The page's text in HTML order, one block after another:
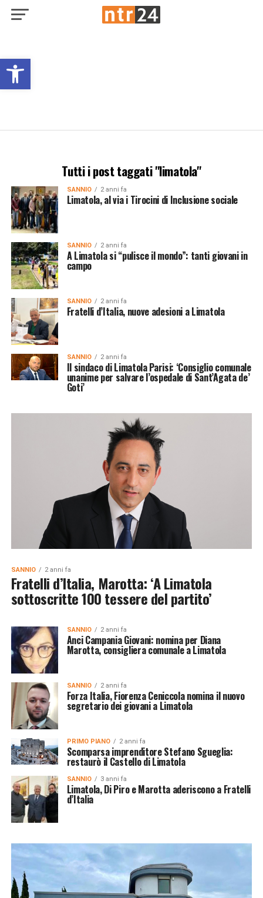
Open toolbar
Tutti i post taggati "limatola"
SANNIO 2 anni fa
Limatola, al via i Tirocini di Inclusione sociale
SANNIO 2 anni fa
A Limatola si “pulisce il mondo”: tanti giovani in
campo
SANNIO 2 anni fa
Fratelli d’Italia, nuove adesioni a Limatola
SANNIO 2 anni fa
Il sindaco di Limatola Parisi: ‘Consiglio comunale
unanime per salvare l’ospedale di Sant’Agata de’
Goti’
SANNIO 2 anni fa
Fratelli d’Italia, Marotta: ‘A Limatola
sottoscritte 100 tessere del partito’
SANNIO 2 anni fa
Anci Campania Giovani: nomina per Diana
Marotta, consigliera comunale a Limatola
SANNIO 2 anni fa
Forza Italia, Fiorenza Ceniccola nomina il nuovo
segretario dei giovani a Limatola
PRIMO PIANO 2 anni fa
Scomparsa imprenditore Stefano Sgueglia:
restaurò il Castello di Limatola
SANNIO 3 anni fa
Limatola, Di Piro e Marotta aderiscono a Fratelli
d’Italia